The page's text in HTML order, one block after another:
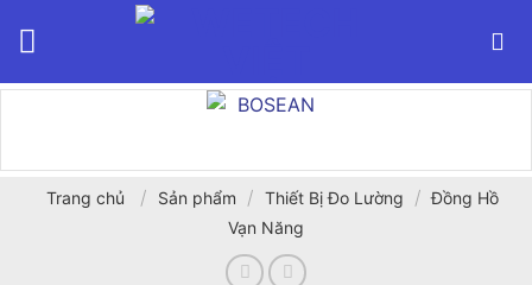
Trang chủ / Sản phẩm / Thiết Bị Đo Lường / Đồng Hồ
Vạn Năng